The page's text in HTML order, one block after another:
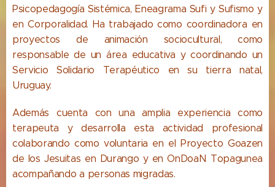
Psicopedagogía Sistémica, Eneagrama Sufi y Sufismo y
en Corporalidad. Ha trabajado como coordinadora en
proyectos de animación sociocultural, como
responsable de un área educativa y coordinando un
Servicio Solidario Terapéutico en su tierra natal,
Uruguay.
Además cuenta con una amplia experiencia como
terapeuta y desarrolla esta actividad profesional
colaborando como voluntaria en el Proyecto Goazen
de los Jesuitas en Durango y en OnDoaN Topagunea
acompañando a personas migradas.